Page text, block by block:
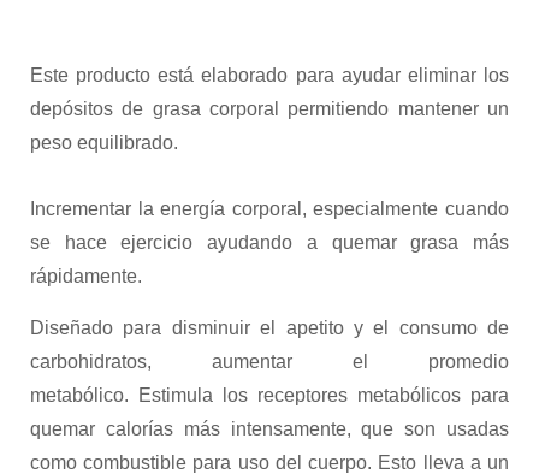
Este producto está elaborado para ayudar eliminar los
depósitos de grasa corporal permitiendo mantener un
peso equilibrado.
Incrementar la energía corporal, especialmente cuando
se hace ejercicio ayudando a quemar grasa más
rápidamente.
Diseñado para disminuir el apetito y el consumo de
carbohidratos, aumentar el promedio
metabólico. Estimula los receptores metabólicos para
quemar calorías más intensamente, que son usadas
como combustible para uso del cuerpo. Esto lleva a un